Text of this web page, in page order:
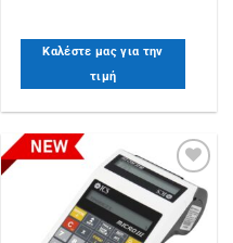
Καλέστε μας για την
τιμή
Πρόσθήκη
στην
λίστα
επιθυμιών